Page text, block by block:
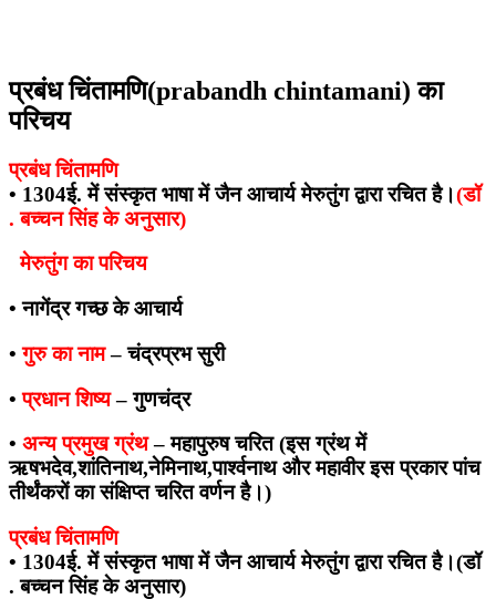
प्रबंध चिंतामणि(prabandh chintamani) का
परिचय
प्रबंध चिंतामणि
• 1304ई. में संस्कृत भाषा में जैन आचार्य मेरुतुंग द्वारा रचित है।(डॉ
. बच्चन सिंह के अनुसार)
मेरुतुंग का परिचय
•नागेंद्र गच्छ के आचार्य
• गुरु का नाम– चंद्रप्रभ सुरी
• प्रधान शिष्य–गुणचंद्र
• अन्य प्रमुख ग्रंथ–महापुरुष चरित (इस ग्रंथ में
ऋषभदेव,शांतिनाथ,नेमिनाथ,पार्श्वनाथ और महावीर इस प्रकार पांच
तीर्थंकरों का संक्षिप्त चरित वर्णन है।)
प्रबंध चिंतामणि
• 1304ई. में संस्कृत भाषा में जैन आचार्य मेरुतुंग द्वारा रचित है।(डॉ
. बच्चन सिंह के अनुसार)